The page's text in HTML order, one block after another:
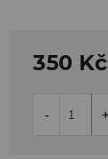
350 Kč